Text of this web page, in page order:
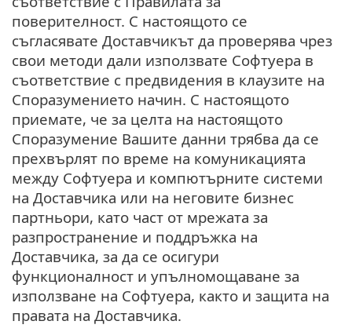
поверителност. С настоящото се
съгласявате Доставчикът да проверява чрез
свои методи дали използвате Софтуера в
съответствие с предвидения в клаузите на
Споразумението начин. С настоящото
приемате, че за целта на настоящото
Споразумение Вашите данни трябва да се
прехвърлят по време на комуникацията
между Софтуера и компютърните системи
на Доставчика или на неговите бизнес
партньори, като част от мрежата за
разпространение и поддръжка на
Доставчика, за да се осигури
функционалност и упълномощаване за
използване на Софтуера, както и защита на
правата на Доставчика.